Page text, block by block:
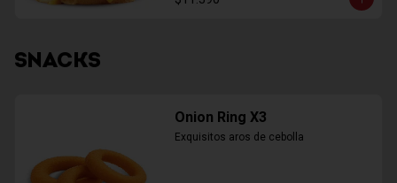
SNACKS
Onion Ring X3
Exquisitos aros de cebolla